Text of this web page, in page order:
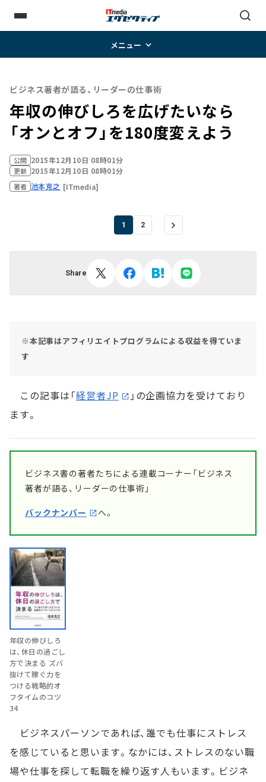
メニュー
ビジネス著者が語る、リーダーの仕事術
年収の伸びしろを広げたいなら
「オンとオフ」を180度変えよう
公開 2015年12月10日 08時01分
更新 2015年12月10日 08時01分
著者 池本克之 [ITmedia]
1 2
Share
※本記事はアフィリエイトプログラムによる収益を得ていま
す
この記事は「経営者JP
」の企画協力を受けており
ます。
ビジネス書の著者たちによる連載コーナー「ビジネス
著者が語る、リーダーの仕事術」
バックナンバー へ。
年収の伸びしろ
は、休日の過ごし
方で決まる ズバ
抜けて稼ぐ力を
つける戦略的オ
フタイムのコツ
34
ビジネスパーソンであれば、誰でも仕事にストレス
を感じていると思います。なかには、ストレスのない職
場や仕事を探して転職を繰り返す人もいます。ビジネ